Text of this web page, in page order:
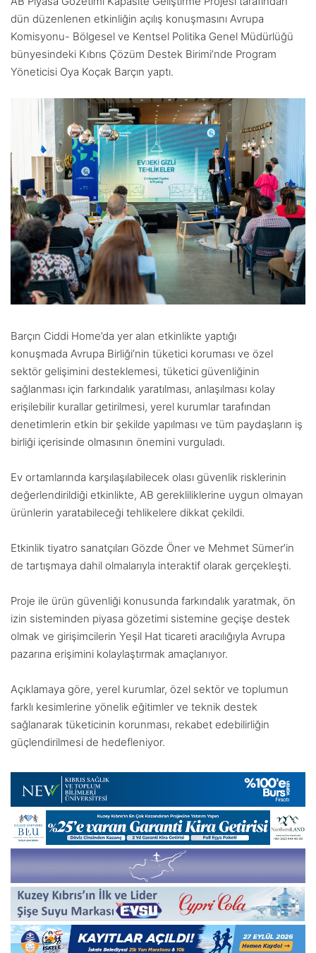
dün düzenlenen etkinliğin açılış konuşmasını Avrupa
Komisyonu- Bölgesel ve Kentsel Politika Genel Müdürlüğü
bünyesindeki Kıbrıs Çözüm Destek Birimi’nde Program
Yöneticisi Oya Koçak Barçın yaptı.
Barçın Ciddi Home’da yer alan etkinlikte yaptığı
konuşmada Avrupa Birliği’nin tüketici koruması ve özel
sektör gelişimini desteklemesi, tüketici güvenliğinin
sağlanması için farkındalık yaratılması, anlaşılması kolay
erişilebilir kurallar getirilmesi, yerel kurumlar tarafından
denetimlerin etkin bir şekilde yapılması ve tüm paydaşların iş
birliği içerisinde olmasının önemini vurguladı.
Ev ortamlarında karşılaşılabilecek olası güvenlik risklerinin
değerlendirildiği etkinlikte, AB gerekliliklerine uygun olmayan
ürünlerin yaratabileceği tehlikelere dikkat çekildi.
Etkinlik tiyatro sanatçıları Gözde Öner ve Mehmet Sümer’in
de tartışmaya dahil olmalarıyla interaktif olarak gerçekleşti.
Proje ile ürün güvenliği konusunda farkındalık yaratmak, ön
izin sisteminden piyasa gözetimi sistemine geçişe destek
olmak ve girişimcilerin Yeşil Hat ticareti aracılığıyla Avrupa
pazarına erişimini kolaylaştırmak amaçlanıyor.
Açıklamaya göre, yerel kurumlar, özel sektör ve toplumun
farklı kesimlerine yönelik eğitimler ve teknik destek
sağlanarak tüketicinin korunması, rekabet edebilirliğin
güçlendirilmesi de hedefleniyor.